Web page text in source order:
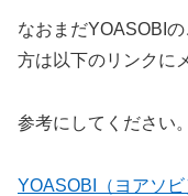
なおまだYOASOBI
方は以下のリンクに
参考にしてください。
YOASOBI（ヨアソ